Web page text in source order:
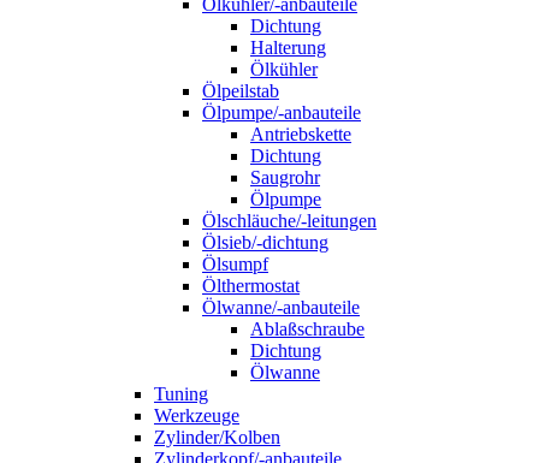
Ölkühler/-anbauteile
Dichtung
Halterung
Ölkühler
Ölpeilstab
Ölpumpe/-anbauteile
Antriebskette
Dichtung
Saugrohr
Ölpumpe
Ölschläuche/-leitungen
Ölsieb/-dichtung
Ölsumpf
Ölthermostat
Ölwanne/-anbauteile
Ablaßschraube
Dichtung
Ölwanne
Tuning
Werkzeuge
Zylinder/Kolben
Zylinderkopf/-anbauteile